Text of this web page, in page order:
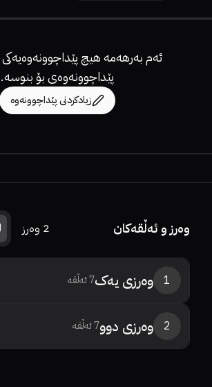
ئەم بەرهەمە هیچ پێداچوونەوەیەکی
پێداچوونەوەی بۆ بنوسە.
زیادکردنی پێداچوونەوە
وەرز و ئەڵقەکان 2 وەرز
1 وەرزی یەک7ئەڵقە
2 وەرزی دوو7ئەڵقە